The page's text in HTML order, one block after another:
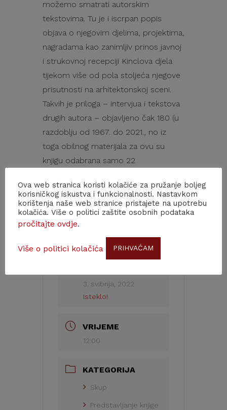
možemo smatrati autorskim
tekstovima. Tu je i iscrpan popis
objava o njegovim djelima, projektima,
nagradama kao zanimljiv prinos javnoj
i strukovnoj recepciji Kinclova djela
tijekom više od pola stoljeća njegove
prisutnosti na arhitektonskoj sceni.
Takvih je priloga – intervjua i tekstova
drugih autora – objavljeno čak 180 (u
razdoblju od 1967. do 2021., no iz
toga obilnog materijala za ovu su
knjigu odabrana samo 22
dokumentiraju javnu refleksiju
autorova djelovanja.
3. svibnja, 2022
Isteklo!
VRIJEME
12:00
KATEGORIJA
Skup
Predstavljanje knjige
Ova web stranica koristi kolačiće za pružanje boljeg
korisničkog iskustva i funkcionalnosti. Nastavkom
korištenja naše web stranice pristajete na upotrebu
kolačića. Više o politici zaštite osobnih podataka
pročitajte ovdje.
Više o politici kolačića PRIHVAĆAM